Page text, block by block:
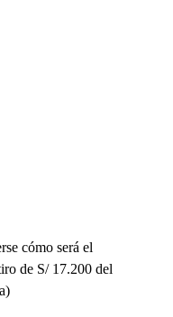
cómo será el
de S/ 17.200 del